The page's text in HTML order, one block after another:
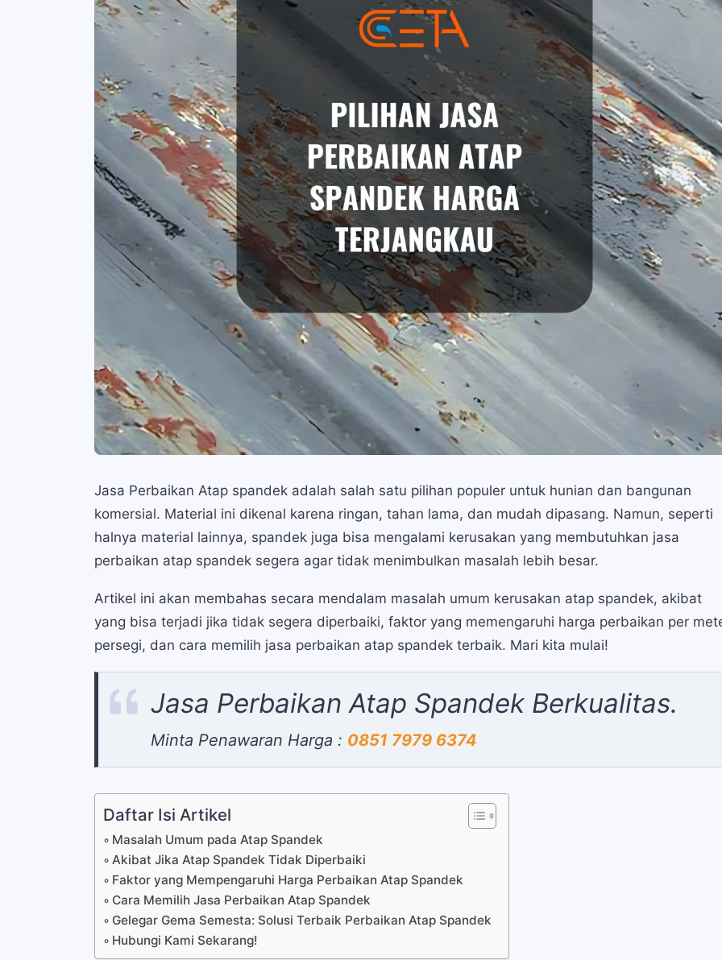
Jasa Perbaikan Atap spandek adalah salah satu pilihan populer untuk hunian dan bangunan
komersial. Material ini dikenal karena ringan, tahan lama, dan mudah dipasang. Namun, seperti
halnya material lainnya, spandek juga bisa mengalami kerusakan yang membutuhkan jasa
perbaikan atap spandek segera agar tidak menimbulkan masalah lebih besar.
Artikel ini akan membahas secara mendalam masalah umum kerusakan atap spandek, akibat
yang bisa terjadi jika tidak segera diperbaiki, faktor yang memengaruhi harga perbaikan per
persegi, dan cara memilih jasa perbaikan atap spandek terbaik. Mari kita mulai!
Jasa Perbaikan Atap Spandek Berkualitas.
Minta Penawaran Harga : 0851 7979 6374
Daftar Isi Artikel
Masalah Umum pada Atap Spandek
Akibat Jika Atap Spandek Tidak Diperbaiki
Faktor yang Mempengaruhi Harga Perbaikan Atap Spandek
Cara Memilih Jasa Perbaikan Atap Spandek
Gelegar Gema Semesta: Solusi Terbaik Perbaikan Atap Spandek
Hubungi Kami Sekarang!